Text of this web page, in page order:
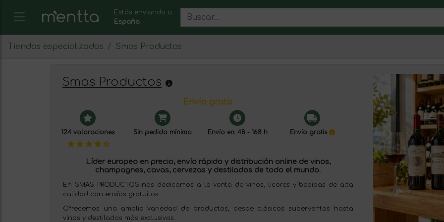
Estás enviando a:
España
Tiendas especializadas Smas Productos
Smas Productos
Envío gratis
124 valoraciones Sin pedido mínimo Envío en: 48 - 168 h Envío gratis
Líder europeo en precio, envío rápido y distribución online de vinos,
champagnes, cavas, cervezas y destilados de todo el mundo.
En SMAS PRODUCTOS nos dedicamos a la venta de vinos, licores y bebidas de alta
calidad con envíos gratuitos.
Ofrecemos una amplia variedad de productos, desde clásicos superventas hasta
vinos y destilados más exclusivos.